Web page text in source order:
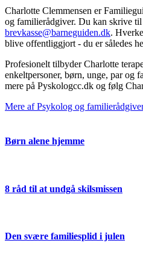
Charlotte Clemmensen er
og familierådgiver. Du kan skrive til
brevkasse@barneguiden.dk.
blive offentliggjort - du er således
Profesionelt tilbyder Charlotte
enkeltpersoner, børn, unge, par og
mere på Pyskologcc.dk og følg
Mere af Psykolog og
Børn alene hjemme
8 råd til at undgå skilsmissen
Den svære familiesplid i julen